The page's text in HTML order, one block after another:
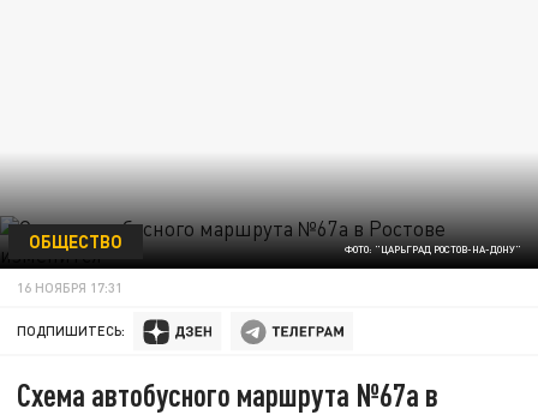
ФОТО: "ЦАРЬГРАД РОСТОВ-НА-ДОНУ"
ОБЩЕСТВО
16 НОЯБРЯ 17:31
ПОДПИШИТЕСЬ:
Схема автобусного маршрута №67а в